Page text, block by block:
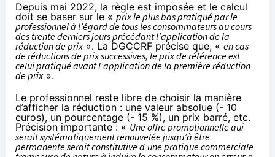
Depuis mai 2022, la règle est imposée et le calcul
doit se baser sur le « prix le plus bas pratiqué par le
professionnel à l’égard de tous les consommateurs au cours
des trente derniers jours précédant l’application de la
réduction de prix». La DGCCRF précise que, « en cas
de réductions de prix successives, le prix de référence est
celui pratiqué avant l’application de la première réduction
de prix».
Le professionnel reste libre de choisir la manière
d’afficher la réduction : une valeur absolue (- 10
euros), un pourcentage (- 15 %), un prix barré, etc.
Précision importante : « Une offre promotionnelle qui
serait systématiquement renouvelée jusqu’à être
permanente serait constitutive d’une pratique commerciale